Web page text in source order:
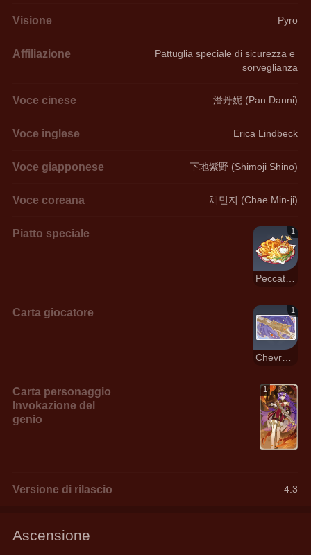
Visione Pyro
Affiliazione
Pattuglia speciale di sicurezza e
sorveglianza
Voce cinese 潘丹妮 (Pan Danni)
Voce inglese Erica Lindbeck
Voce giapponese 下地紫野 (Shimoji Shino)
Voce coreana 채민지 (Chae Min-ji)
Piatto speciale 1
Peccato di gola: Impossibile da espiare
Carta giocatore 1
Chevreuse: Tipo II
Carta personaggio
Invokazione del
genio
1
Versione di rilascio 4.3
Ascensione